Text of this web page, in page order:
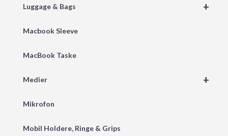
+
Luggage & Bags
Macbook Sleeve
MacBook Taske
+
Medier
Mikrofon
Mobil Holdere, Ringe & Grips